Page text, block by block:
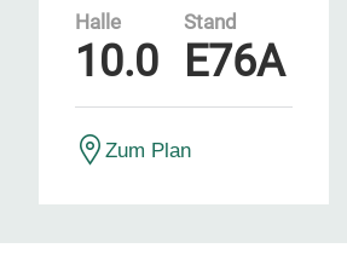
Halle
10.0
Stand
E76A
Zum Plan